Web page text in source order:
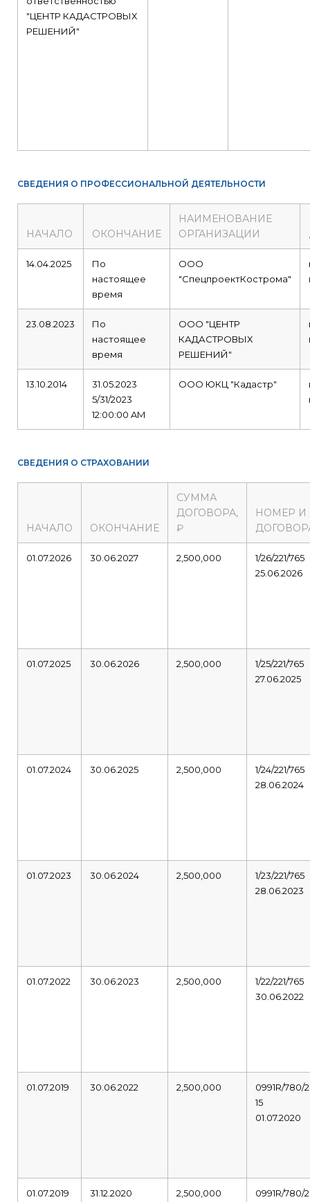
"ЦЕНТР КАДАСТРОВЫХ
РЕШЕНИЙ"
СВЕДЕНИЯ О ПРОФЕССИОНАЛЬНОЙ ДЕЯТЕЛЬНОСТИ
НАЧАЛО ОКОНЧАНИЕ
НАИМЕНОВАНИЕ
ОРГАНИЗАЦИИ
14.04.2025
По
настоящее
время
ООО
"СпецпроектКострома"
23.08.2023
По
настоящее
время
ООО "ЦЕНТР
КАДАСТРОВЫХ
РЕШЕНИЙ"
13.10.2014
31.05.2023
5/31/2023
12:00:00 AM
ООО ЮКЦ "Кадастр"
СВЕДЕНИЯ О СТРАХОВАНИИ
НАЧАЛО ОКОНЧАНИЕ
СУММА
ДОГОВОРА,
₽
НОМЕР И
01.07.2026 30.06.2027 2,500,000
1/26/221/765
25.06.2026
01.07.2025 30.06.2026 2,500,000
1/25/221/765
27.06.2025
01.07.2024 30.06.2025 2,500,000
1/24/221/765
28.06.2024
01.07.2023 30.06.2024 2,500,000
1/23/221/765
28.06.2023
01.07.2022 30.06.2023 2,500,000
1/22/221/765
30.06.2022
01.07.2019 30.06.2022 2,500,000
0991R/780/
15
01.07.2020
01.07.2019 31.12.2020 2,500,000
0991R/780/